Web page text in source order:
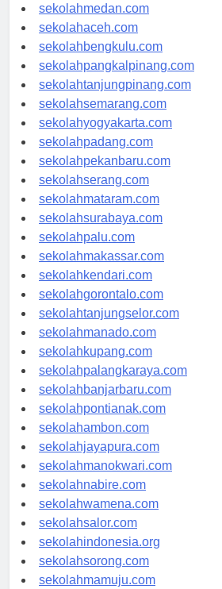
sekolahmedan.com
sekolahaceh.com
sekolahbengkulu.com
sekolahpangkalpinang.com
sekolahtanjungpinang.com
sekolahsemarang.com
sekolahyogyakarta.com
sekolahpadang.com
sekolahpekanbaru.com
sekolahserang.com
sekolahmataram.com
sekolahsurabaya.com
sekolahpalu.com
sekolahmakassar.com
sekolahkendari.com
sekolahgorontalo.com
sekolahtanjungselor.com
sekolahmanado.com
sekolahkupang.com
sekolahpalangkaraya.com
sekolahbanjarbaru.com
sekolahpontianak.com
sekolahambon.com
sekolahjayapura.com
sekolahmanokwari.com
sekolahnabire.com
sekolahwamena.com
sekolahsalor.com
sekolahindonesia.org
sekolahsorong.com
sekolahmamuju.com